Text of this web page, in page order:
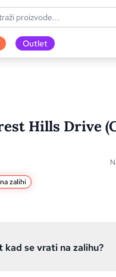
Outlet
Hills Drive
zalihi
se vrati na zalihu?